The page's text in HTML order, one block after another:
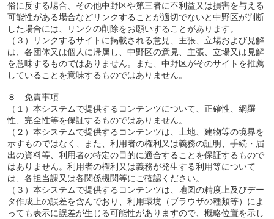
俗に反する場合、その他中野区や第三者に不利益又は損害を与える
可能性がある場合などリンクすることが適切でないと中野区が判断
した場合には、リンクの削除をお願いすることがあります。
（３）リンクするサイトに掲載される意見、主張、立場および見解
は、各団体又は個人に帰属し、中野区の意見、主張、立場又は見解
を意味するものではありません。また、中野区がそのサイトを推薦
していることを意味するものではありません。
８ 免責事項
（１）本システムで提供するコンテンツについて、正確性、網羅
性、完全性等を保証するものではありません。
（２）本システムで提供するコンテンツは、土地、建物等の境界を
示すものではなく、また、利用者の権利又は義務の証明、手続・届
出の資料等、利用者の特定の目的に適合することを保証するもので
はありません。利用者の権利又は義務が発生する利用等について
は、各担当課又は各関係機関等にご確認ください。
（３）本システムで提供するコンテンツは、地図の精度上及びデー
タ作成上の誤差を含んでおり、利用環境（ブラウザの種類等）によ
っても表示に誤差が生じる可能性がありますので、概略位置を示し